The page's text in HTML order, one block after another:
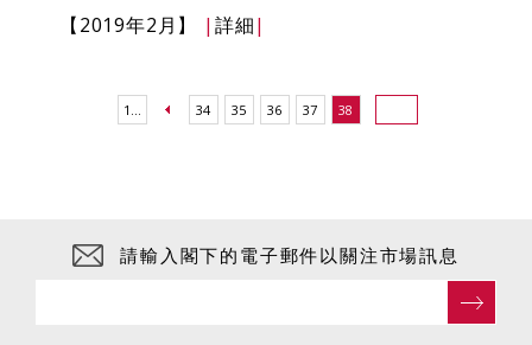
【2019年2月】 | 詳細|
1... 34 35 36 37 38
請輸入閣下的電子郵件以關注市場訊息